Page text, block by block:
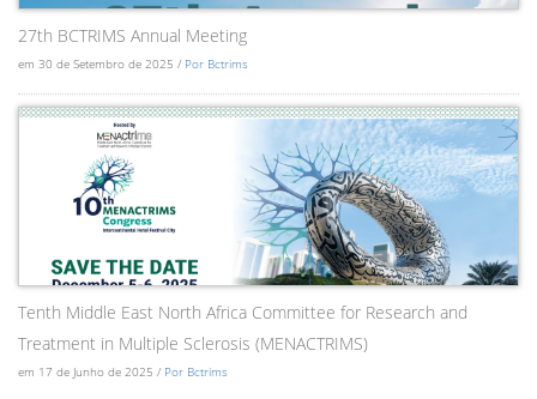
27th BCTRIMS Annual Meeting
em 30 de Setembro de 2025 / Por Bctrims
Tenth Middle East North Africa Committee for Research and
Treatment in Multiple Sclerosis (MENACTRIMS)
em 17 de Junho de 2025 / Por Bctrims